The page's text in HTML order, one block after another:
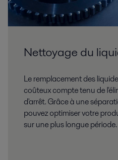
Nettoyage du
Le remplacement des
coûteux compte tenu de
d'arrêt. Grâce à une
pouvez optimiser votre
sur une plus longue période.